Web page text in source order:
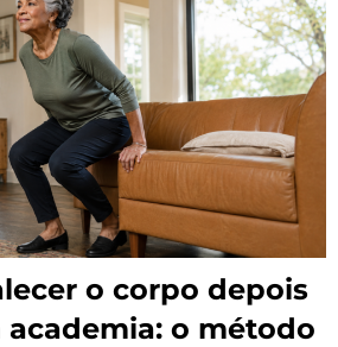
o corpo depois
academia: o método